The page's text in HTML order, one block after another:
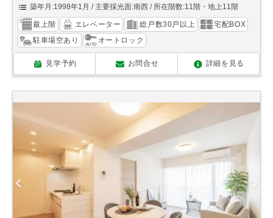
築年月:1998年1月
主要採光面:南西 所在階数:11階・地上11階
最上階 エレベーター 総戸数30戸以上
宅配BOX
駐車場空あり
オートロック
見学予約 お問合せ 詳細を見る